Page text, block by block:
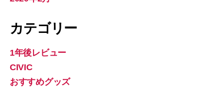
カテゴリー
1年後レビュー
CIVIC
おすすめグッズ